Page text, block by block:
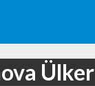
Ülker